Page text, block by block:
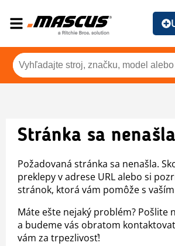
Stránka sa nenašla
Požadovaná stránka sa nenašla.
preklepy v adrese URL alebo si
stránok, ktorá vám pomôže s
Máte ešte nejaký problém? Pošlite
a budeme vás obratom
vám za trpezlivosť!